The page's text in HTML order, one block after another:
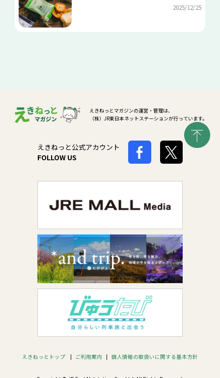
2025/12/25
えきねっとマガジンの運営・管理は、
（株）JR東日本ネットステーションが行っています。
えきねっと公式アカウント
FOLLOW US
えきねっとトップ ご利用案内 個人情報の取扱いに関する基本方針